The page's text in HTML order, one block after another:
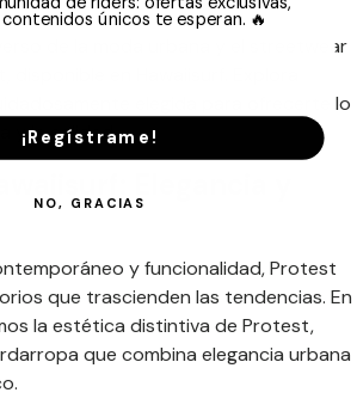
de la moda urbana y el streetwear
en Hawaiisurf. Explora
elegida para ofrecerte lo
y la calidad.
Elegancia y
y funcionalidad, Protest
que trascienden las tendencias. En
la estética distintiva de Protest,
que combina elegancia urbana
únicos te esperan. 🔥
¡Regístrame!
NO, GRACIAS